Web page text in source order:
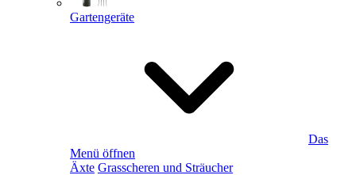
Gartengeräte
Das
Menü öffnen
Äxte Grasscheren und Sträucher